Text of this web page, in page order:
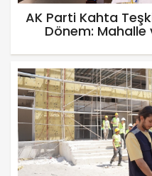
AK Parti Kahta
Dönem: Mahalle